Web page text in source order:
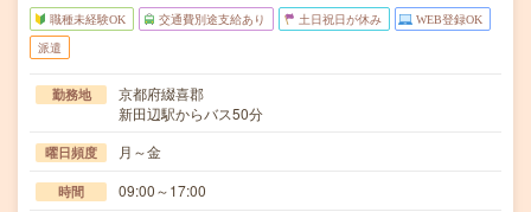
職種未経験OK 交通費別途支給あり 土日祝日が休み WEB登録OK
派遣
勤務地
京都府綴喜郡
新田辺駅からバス50分
曜日頻度 月～金
時間 09:00～17:00